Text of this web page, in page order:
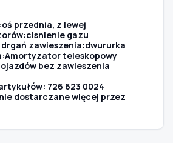
przednia, z lewej
gazu
zawieszenia:dwururka
teleskopowy
bez zawieszenia
726 623 0024
dostarczane więcej przez